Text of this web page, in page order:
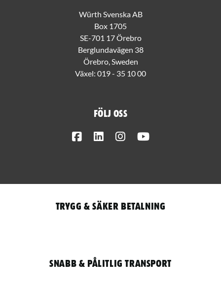
Würth Svenska AB
Box 1705
SE-701 17 Örebro
Berglundavägen 38
Örebro, Sweden
Växel: 019 - 35 10 00
Följ oss
FacebookLinkedInInstagram
Trygg & säker betalning
Snabb & pålitlig transport